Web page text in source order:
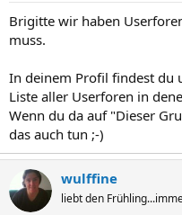
Brigitte wir haben
muss.
In deinem Profil findest du
Liste aller Userforen in
Wenn du da auf "Dieser
das auch tun ;-)
wulffine
liebt den